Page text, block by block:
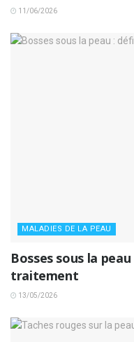
11/06/2026
MALADIES DE LA PEAU
Bosses sous la
traitement
13/05/2026